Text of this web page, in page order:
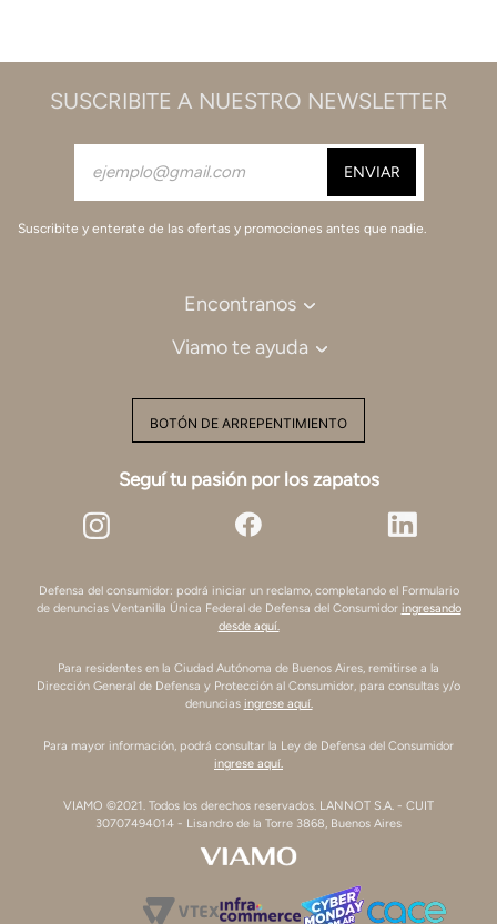
SUSCRIBITE A NUESTRO NEWSLETTER
Suscribite y enterate de las ofertas y promociones antes que nadie.
Encontranos
Viamo te ayuda
BOTÓN DE ARREPENTIMIENTO
Seguí tu pasión por los zapatos
Defensa del consumidor: podrá iniciar un reclamo, completando el Formulario
de denuncias Ventanilla Única Federal de Defensa del Consumidor ingresando
desde aquí.
Para residentes en la Ciudad Autónoma de Buenos Aires, remitirse a la
Dirección General de Defensa y Protección al Consumidor, para consultas y/o
denuncias ingrese aquí.
Para mayor información, podrá consultar la Ley de Defensa del Consumidor
ingrese aquí.
VIAMO ©2021. Todos los derechos reservados. LANNOT S.A. - CUIT
30707494014 - Lisandro de la Torre 3868, Buenos Aires